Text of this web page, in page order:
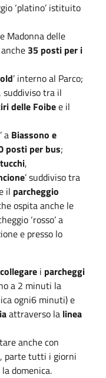
‘platino’ istituito
e Madonna delle
35 posti per i
’ interno al Parco;
suddiviso tra il
delle Foibee il
a Biassono e
posti per bus;
,
’ suddiviso tra
il parcheggio
ospita anche le
‘rosso’ a
e presso lo
collegare i parcheggi
a 2 minuti la
ogni6 minuti) e
attraverso la linea
anche con
parte tutti i giorni
domenica.